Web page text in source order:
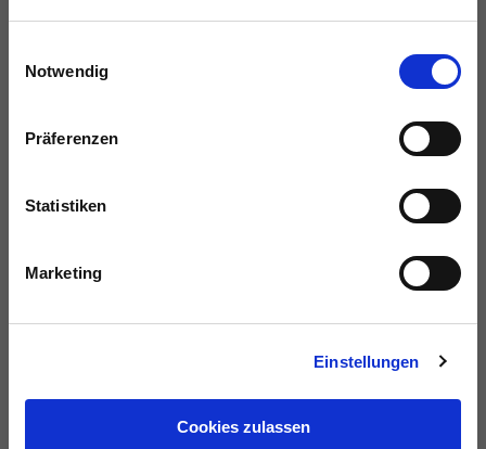
Notwendig
Präferenzen
Statistiken
Marketing
Einstellungen
Cookies zulassen
Bandana
20,00 €